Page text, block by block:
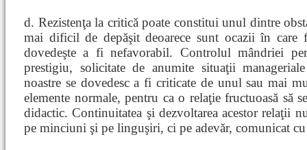
d. Rezistenţa la critică poate constitui unul dintre
mai dificil de depăşit deoarece sunt ocazii în care
dovedeşte a fi nefavorabil. Controlul mândriei
prestigiu, solicitate de anumite situaţii
noastre se dovedesc a fi criticate de unul sau mai
elemente normale, pentru ca o relaţie fructuoasă să
didactic. Continuitatea şi dezvoltarea acestor relaţii
pe minciuni şi pe linguşiri, ci pe adevăr, comunicat